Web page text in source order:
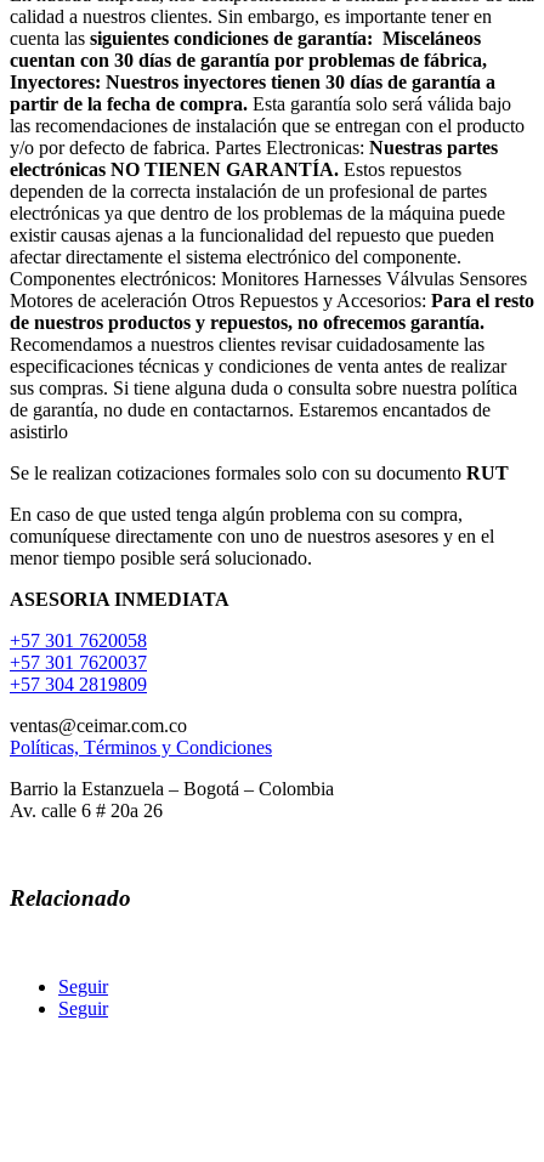
calidad a nuestros clientes. Sin embargo, es importante tener en
cuenta las siguientes condiciones de garantía: Misceláneos
cuentan con 30 días de garantía por problemas de fábrica,
Inyectores: Nuestros inyectores tienen 30 días de garantía a
partir de la fecha de compra. Esta garantía solo será válida bajo
las recomendaciones de instalación que se entregan con el producto
y/o por defecto de fabrica. Partes Electronicas: Nuestras partes
electrónicas NO TIENEN GARANTÍA. Estos repuestos
dependen de la correcta instalación de un profesional de partes
electrónicas ya que dentro de los problemas de la máquina puede
existir causas ajenas a la funcionalidad del repuesto que pueden
afectar directamente el sistema electrónico del componente.
Componentes electrónicos: Monitores Harnesses Válvulas Sensores
Motores de aceleración Otros Repuestos y Accesorios: Para el resto
de nuestros productos y repuestos, no ofrecemos garantía.
Recomendamos a nuestros clientes revisar cuidadosamente las
especificaciones técnicas y condiciones de venta antes de realizar
sus compras. Si tiene alguna duda o consulta sobre nuestra política
de garantía, no dude en contactarnos. Estaremos encantados de
asistirlo
Se le realizan cotizaciones formales solo con su documento RUT
En caso de que usted tenga algún problema con su compra,
comuníquese directamente con uno de nuestros asesores y en el
menor tiempo posible será solucionado.
ASESORIA INMEDIATA
+57 301 7620058
+57 301 7620037
+57 304 2819809
ventas@ceimar.com.co
Políticas, Términos y Condiciones
Barrio la Estanzuela – Bogotá – Colombia
Av. calle 6 # 20a 26
Relacionado
Seguir
Seguir